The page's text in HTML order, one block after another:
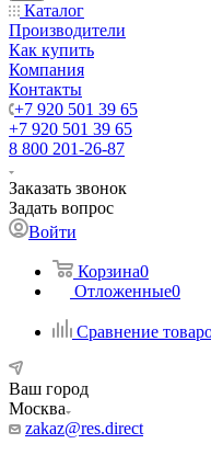
Каталог
Производители
Как купить
Компания
Контакты
+7 920 501 39 65
+7 920 501 39 65
8 800 201-26-87
Заказать звонок
Задать вопрос
Войти
Корзина0
Отложенные0
Сравнение
Ваш город
Москва
zakaz@res.direct